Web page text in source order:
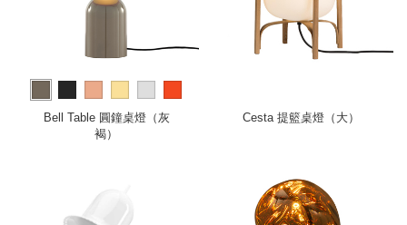
more
Bell Table 圓鐘桌燈（灰
褐）
Cesta 提籃桌燈（大）